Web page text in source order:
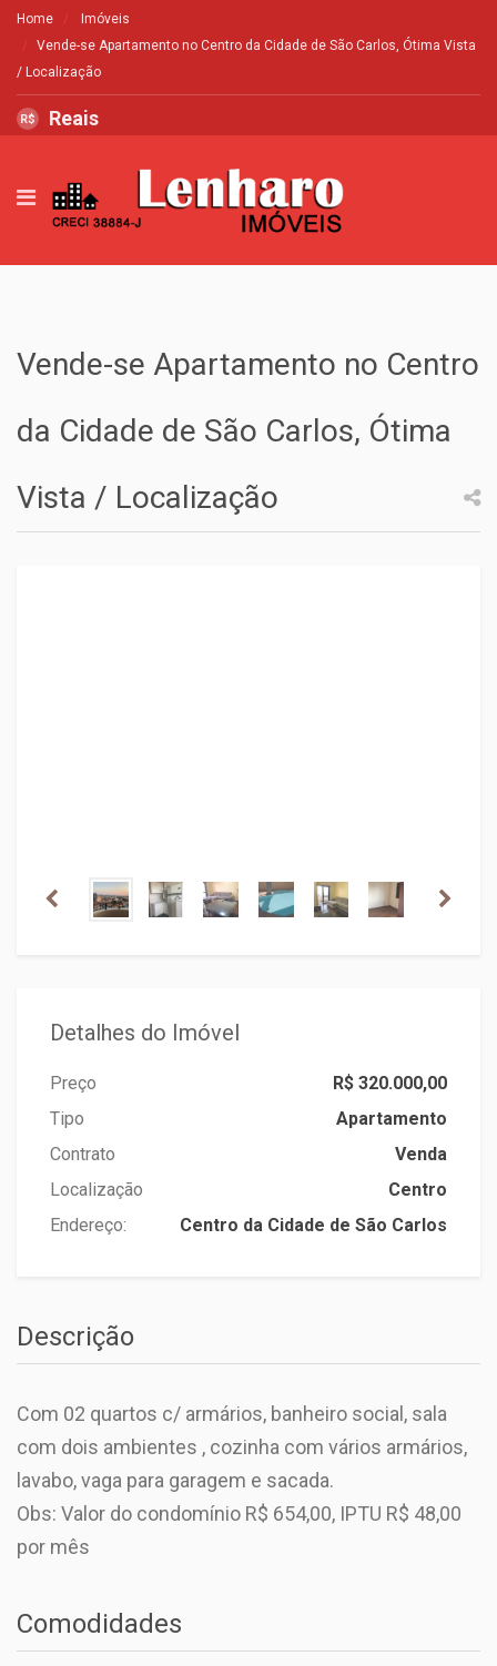
Home
Imóveis
Vende-se Apartamento no Centro da Cidade de São Carlos, Ótima Vista
/ Localização
R$ Reais
Vende-se Apartamento no Centro
da Cidade de São Carlos, Ótima
Vista / Localização
Detalhes do Imóvel
Preço
R$ 320.000,00
Tipo
Apartamento
Contrato
Venda
Localização
Centro
Endereço:
Centro da Cidade de São Carlos
Descrição
Com 02 quartos c/ armários, banheiro social, sala
com dois ambientes , cozinha com vários armários,
lavabo, vaga para garagem e sacada.
Obs: Valor do condomínio R$ 654,00, IPTU R$ 48,00
por mês
Comodidades